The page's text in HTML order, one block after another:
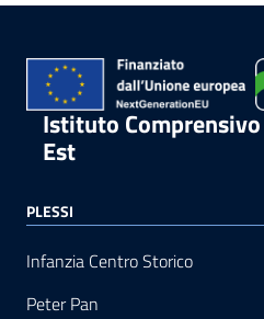
Istituto
Est
PLESSI
Infanzia Centro Storico
Peter Pan